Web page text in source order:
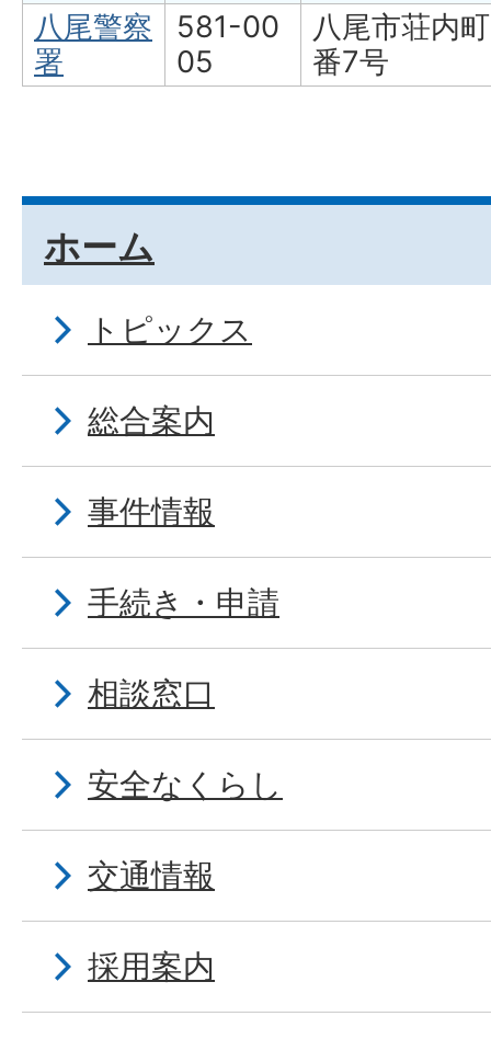
八尾警察
署
581-00
05
八尾市荘内
番7号
ホーム
トピックス
総合案内
事件情報
手続き・申請
相談窓口
安全なくらし
交通情報
採用案内